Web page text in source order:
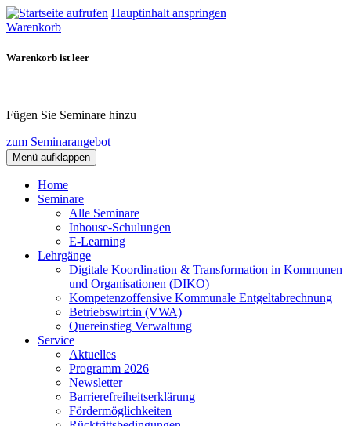
Hauptinhalt anspringen
Warenkorb
Warenkorb ist leer
Fügen Sie Seminare hinzu
zum Seminarangebot
Menü aufklappen
Home
Seminare
Alle Seminare
Inhouse-Schulungen
E-Learning
Lehrgänge
Digitale Koordination & Transformation in Kommunen
und Organisationen (DIKO)
Kompetenzoffensive Kommunale Entgeltabrechnung
Betriebswirt:in (VWA)
Quereinstieg Verwaltung
Service
Aktuelles
Programm 2026
Newsletter
Barrierefreiheitserklärung
Fördermöglichkeiten